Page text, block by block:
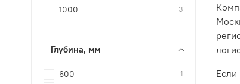
Если
1000 3
Глубина, мм
600 1